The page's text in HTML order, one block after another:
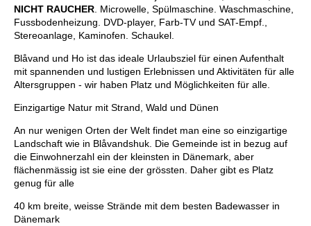
NICHT RAUCHER. Microwelle, Spülmaschine. Waschmaschine,
Fussbodenheizung. DVD-player, Farb-TV und SAT-Empf.,
Stereoanlage, Kaminofen. Schaukel.
Blåvand und Ho ist das ideale Urlaubsziel für einen Aufenthalt
mit spannenden und lustigen Erlebnissen und Aktivitäten für alle
Altersgruppen - wir haben Platz und Möglichkeiten für alle.
Einzigartige Natur mit Strand, Wald und Dünen
An nur wenigen Orten der Welt findet man eine so einzigartige
Landschaft wie in Blåvandshuk. Die Gemeinde ist in bezug auf
die Einwohnerzahl ein der kleinsten in Dänemark, aber
flächenmässig ist sie eine der grössten. Daher gibt es Platz
genug für alle
40 km breite, weisse Strände mit dem besten Badewasser in
Dänemark